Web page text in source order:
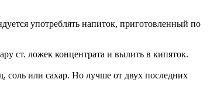
употреблять напиток, приготовленный по
ст. ложек концентрата и вылить в кипяток.
соль или сахар. Но лучше от двух последних